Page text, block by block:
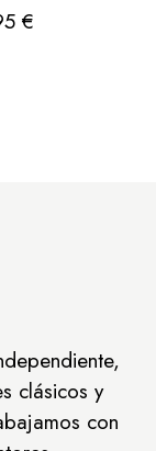
€
clásicos y
con